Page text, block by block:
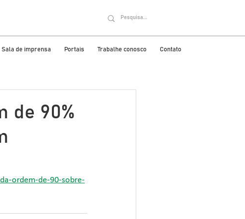
Sala de imprensa Portais Trabalhe conosco Contato
de 90%
ordem-de-90-sobre-